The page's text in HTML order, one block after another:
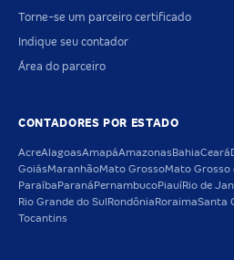
Torne-se um parceiro certificado
Indique seu contador
Área do parceiro
CONTADORES POR ESTADO
AcreAlagoasAmapáAmazonas BahiaCeará
GoiásMaranhãoMato GrossoMato Grosso
Paraíba Paraná PernambucoPiauíRio de
Rio Grande do Sul Rondônia RoraimaSanta
Tocantins